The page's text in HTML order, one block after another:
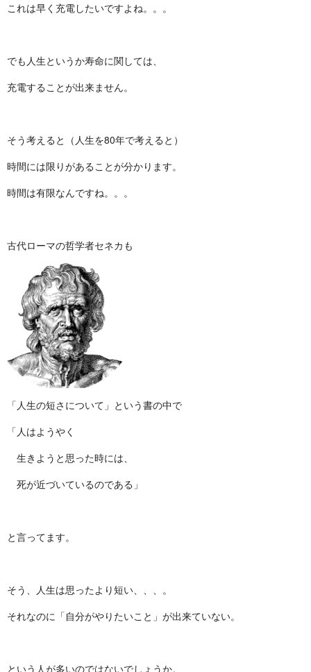
これは早く充電したいですよね。。。
でも人生というか寿命に関しては、
充電することが出来ません。
そう考えると（人生を80年で考えると）
時間には限りがあることが分かります。
時間は有限なんですね。。。
古代ローマの哲学者セネカも
「人生の短さについて」という書の中で
「人はようやく
生きようと思った時には、
死が近づいているのである」
と言ってます。
そう、人生は思ったより短い、、、。
それなのに「自分がやりたいこと」が出来ていない。
という人が多いのではないでしょうか。